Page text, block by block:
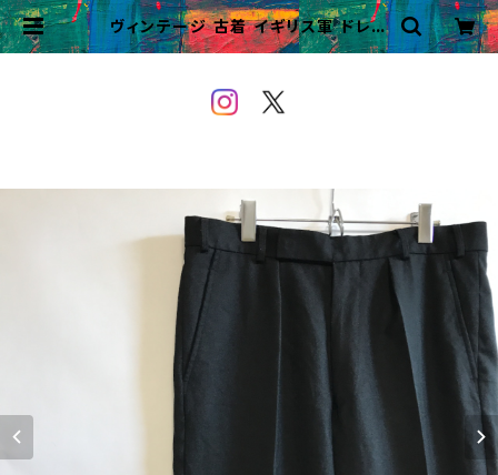
ヴィンテージ 古着 イギリス軍 ドレス
パンツ ワンタックスラックス ユーロ